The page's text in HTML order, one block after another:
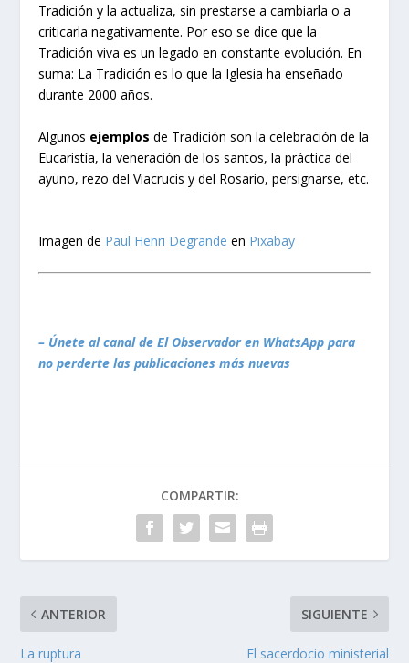
Tradición y la actualiza, sin prestarse a cambiarla o a
criticarla negativamente. Por eso se dice que la
Tradición viva es un legado en constante evolución. En
suma: La Tradición es lo que la Iglesia ha enseñado
durante 2000 años.
Algunos ejemplos de Tradición son la celebración de la
Eucaristía, la veneración de los santos, la práctica del
ayuno, rezo del Viacrucis y del Rosario, persignarse, etc.
Imagen de Paul Henri Degrande en Pixabay
– Únete al canal de El Observador en WhatsApp para
no perderte las publicaciones más nuevas
COMPARTIR:
ANTERIOR
La ruptura
SIGUIENTE
El sacerdocio ministerial